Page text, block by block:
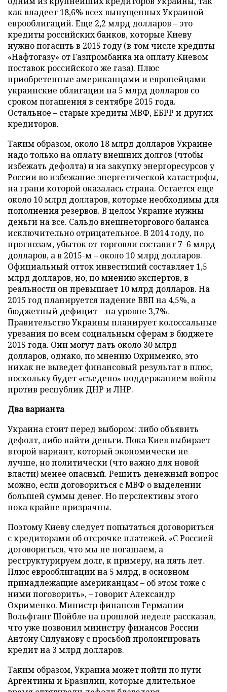
как владеет 18,6% всех выпущенных Украиной
еврооблигаций. Еще 2,2 млрд долларов – это
кредиты российских банков, которые Киеву
нужно погасить в 2015 году (в том числе кредиты
«Нафтогазу» от Газпромбанка на оплату Киевом
поставок российского же газа). Плюс
приобретенные американцами и европейцами
украинские облигации на 5 млрд долларов со
сроком погашения в сентябре 2015 года.
Остальное – старые кредиты МВФ, ЕБРР и других
кредиторов.
Таким образом, около 18 млрд долларов Украине
надо только на оплату внешних долгов (чтобы
избежать дефолта) и на закупку энергоресурсов у
России во избежание энергетической катастрофы,
на грани которой оказалась страна. Остается еще
около 10 млрд долларов, которые необходимы для
пополнения резервов. В целом Украине нужны
деньги на все. Сальдо внешнеторгового баланса
исключительно отрицательное. В 2014 году, по
прогнозам, убыток от торговли составит 7–6 млрд
долларов, а в 2015-м – около 10 млрд долларов.
Официальный отток инвестиций составляет 1,5
млрд долларов, но, по мнению экспертов, в
реальности он превышает 10 млрд долларов. На
2015 год планируется падение ВВП на 4,5%, а
бюджетный дефицит – на уровне 3,7%.
Правительство Украины планирует колоссальные
урезания по всем социальным сферам в бюджете
2015 года. Они могут дать около 30 млрд
долларов, однако, по мнению Охрименко, это
никак не выведет финансовый результат в плюс,
поскольку будет «съедено» поддержанием войны
против республик ДНР и ЛНР.
Два варианта
Украина стоит перед выбором: либо объявить
дефолт, либо найти деньги. Пока Киев выбирает
второй вариант, который экономически не
лучше, но политически (что важно для новой
власти) менее опасный. Решить денежный вопрос
можно, если договориться с МВФ о выделении
большей суммы денег. Но перспективы этого
пока крайне призрачны.
Поэтому Киеву следует попытаться договориться
с кредиторами об отсрочке платежей. «С Россией
договориться, что мы не погашаем, а
реструктурируем долг, к примеру, на пять лет.
Плюс еврооблигации на 5 млрд, в основном
принадлежащие американцам – об этом тоже с
ними поговорить», – говорит Александр
Охрименко. Министр финансов Германии
Вольфганг Шойбле на прошлой неделе рассказал,
что уже позвонил министру финансов России
Антону Силуанову с просьбой пролонгировать
кредит на 3 млрд долларов.
Таким образом, Украина может пойти по пути
Аргентины и Бразилии, которые длительное